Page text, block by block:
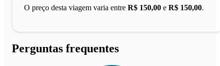
O preço desta viagem varia entre R$ 150,00 e R$ 150,00.
Perguntas frequentes